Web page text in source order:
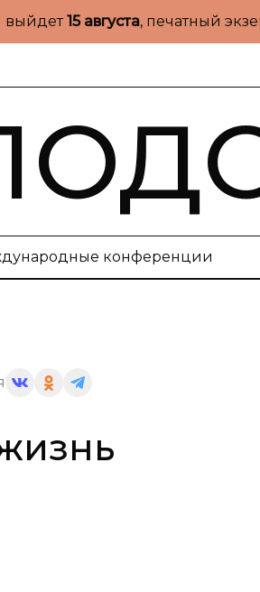
выйдет15 августа, печатный
конференции